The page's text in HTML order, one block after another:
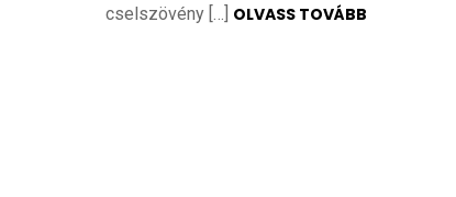
cselszövény […] OLVASS TOVÁBB